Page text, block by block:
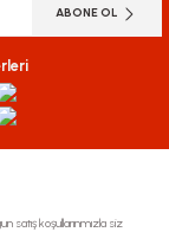
ABONE OL
satış koşullarınmızla siz